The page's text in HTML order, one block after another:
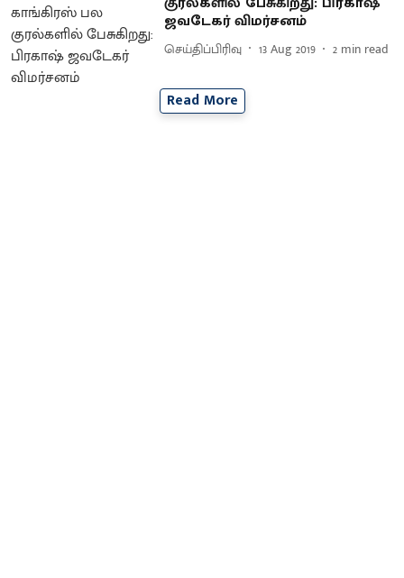
ஜவடேகர் விமர்சனம்
செய்திப்பிரிவு 13 Aug 2019 2 min read
Read More